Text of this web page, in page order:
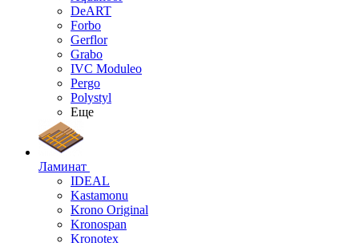
DeART
Forbo
Gerflor
Grabo
IVC Moduleo
Pergo
Polystyl
Еще
Ламинат
IDEAL
Kastamonu
Krono Original
Kronospan
Kronotex